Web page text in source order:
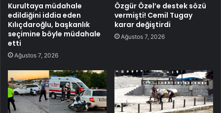
Kurultaya müdahale
edildiğini iddia eden
Kılıçdaroğlu, başkanlık
seçimine böyle müdahale
etti
Ağustos 7, 2026
Özgür Özel’e destek sözü
vermişti! Cemil Tugay
karar değiştirdi
Ağustos 7, 2026